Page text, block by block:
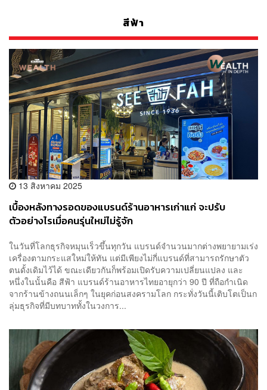
สีฟ้า
13 สิงหาคม 2025
เบื้องหลังทางรอดของแบรนด์ร้านอาหารเก่าแก่ จะปรับ
ตัวอย่างไรเมื่อคนรุ่นใหม่ไม่รู้จัก
ในวันที่โลกธุรกิจหมุนเร็วขึ้นทุกวัน แบรนด์จำนวนมากต่างพยายามเร่ง
เครื่องตามกระแสใหม่ให้ทัน แต่มีเพียงไม่กี่แบรนด์ที่สามารถรักษาตัว
ตนดั้งเดิมไว้ได้ ขณะเดียวกันก็พร้อมเปิดรับความเปลี่ยนแปลง และ
หนึ่งในนั้นคือ สีฟ้า แบรนด์ร้านอาหารไทยอายุกว่า 90 ปี ที่ถือกำเนิด
จากร้านข้างถนนเล็กๆ ในยุคก่อนสงครามโลก กระทั่งวันนี้เติบโตเป็นก
ลุ่มธุรกิจที่มีบทบาททั้งในวงการ...